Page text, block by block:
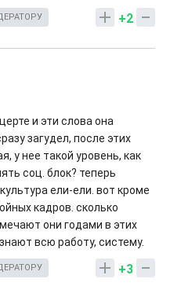
+2
и эти слова она
загудел, после этих
у нее такой уровень, как
соц. блок? теперь
ели-ели. вот кроме
кадров. сколько
они годами в этих
всю работу, систему.
+3